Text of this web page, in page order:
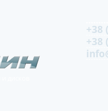
+38
+38